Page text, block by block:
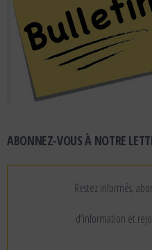
ABONNEZ-VOUS À NOTRE
Restez informés,
d'information et